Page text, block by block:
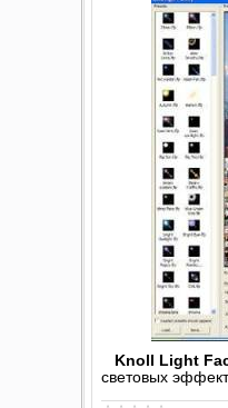
Knoll Light
световых